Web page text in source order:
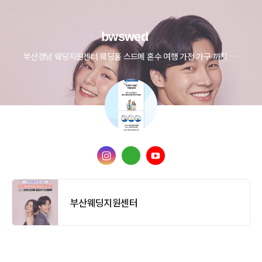
bwswed
부산경남 웨딩지원센터 웨딩홀 스드메 혼수 여행 가전 가구 까지 최대200만원 비용지원
부산웨딩지원센터